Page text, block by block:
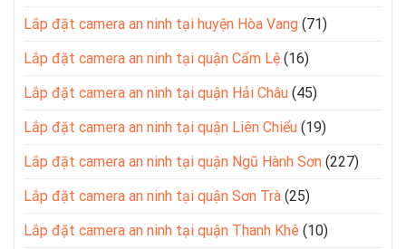
Lắp đặt camera an ninh tại huyện Hòa Vang (71)
Lắp đặt camera an ninh tại quận Cẩm Lệ (16)
Lắp đặt camera an ninh tại quận Hải Châu (45)
Lắp đặt camera an ninh tại quận Liên Chiểu (19)
Lắp đặt camera an ninh tại quận Ngũ Hành Sơn (227)
Lắp đặt camera an ninh tại quận Sơn Trà (25)
Lắp đặt camera an ninh tại quận Thanh Khê (10)